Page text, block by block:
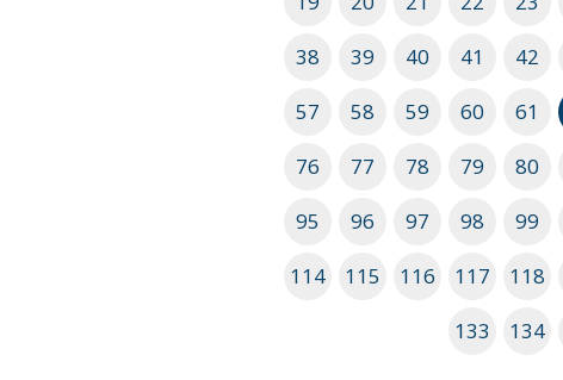
38
39 40 41 42
57
58 59 60 61
76
77 78 79 80
95
96 97 98 99
114
115 116 117 118
133
134